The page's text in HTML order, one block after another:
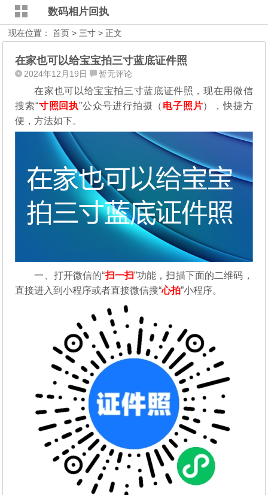
数码相片回执
现在位置：首页 > 三寸 > 正文
在家也可以给宝宝拍三寸蓝底证件照
2024年12月19日 暂无评论
在家也可以给宝宝拍三寸蓝底证件照，现在用微信
搜索“寸照回执”公众号进行拍摄（ 电子照片），快捷方
便，方法如下。
一、打开微信的“扫一扫”功能，扫描下面的二维码，
直接进入到小程序或者直接微信搜“心拍”小程序。